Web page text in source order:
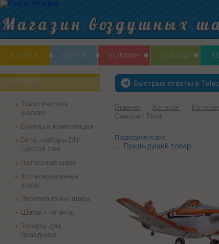
КАТАЛОГ УСЛУГИ УСЛОВИЯ ОТЗЫВЫ
КАТАЛОГ
Тематические
шарики
Букеты и композиции
Сеты, наборы DIY
Сделай сам
Латексные шары
Фольгированные
шары
Эксклюзивные шары
Шары - гиганты
Товары для
праздника
Быстрые ответы в
Главная Каталог
Самолет Pixar
Подводная лодка
← Предыдущий товар